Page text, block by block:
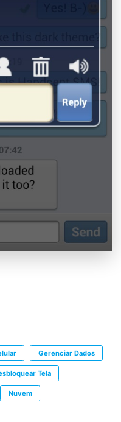
Gerenciar Dados
Tela
Nuvem